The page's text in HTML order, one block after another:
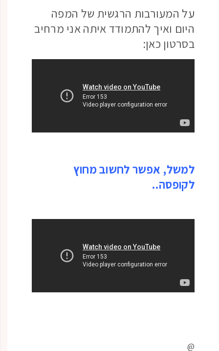
על המעורבות הרגשית של המפה
היום ואיך להתמודד איתה אני מרחיב
בסרטון כאן:
למשל, אפשר לחשוב מחוץ
לקופסה..
@